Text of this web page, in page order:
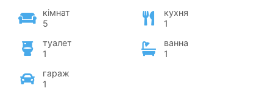
кімнат
5
кухня
1
туалет
1
ванна
1
гараж
1